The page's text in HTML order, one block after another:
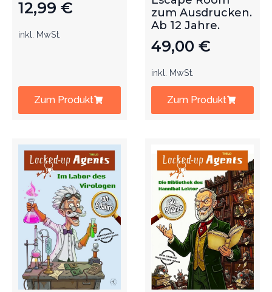
12,99 €
inkl. MwSt.
Zum Produkt
zum Ausdrucken.
Ab 12 Jahre.
49,00 €
inkl. MwSt.
Zum Produkt